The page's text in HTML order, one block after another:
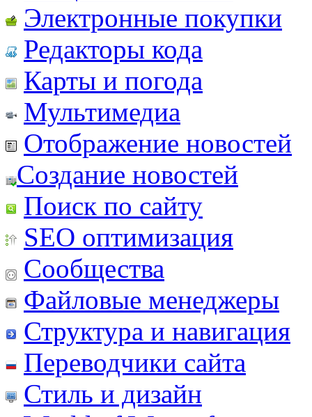
Электронные покупки
Редакторы кода
Карты и погода
Мультимедиа
Отображение новостей
Создание новостей
Поиск по сайту
SEO оптимизация
Сообщества
Файловые менеджеры
Структура и навигация
Переводчики сайта
Стиль и дизайн